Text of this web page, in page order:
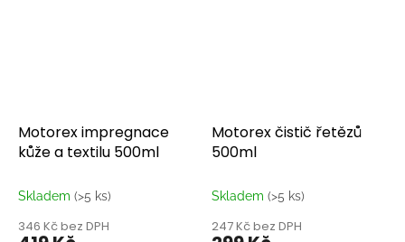
Motorex impregnace
kůže a textilu 500ml
Skladem (>5 ks)
346 Kč bez DPH
Motorex čistič řetězů
500ml
Skladem (>5 ks)
247 Kč bez DPH